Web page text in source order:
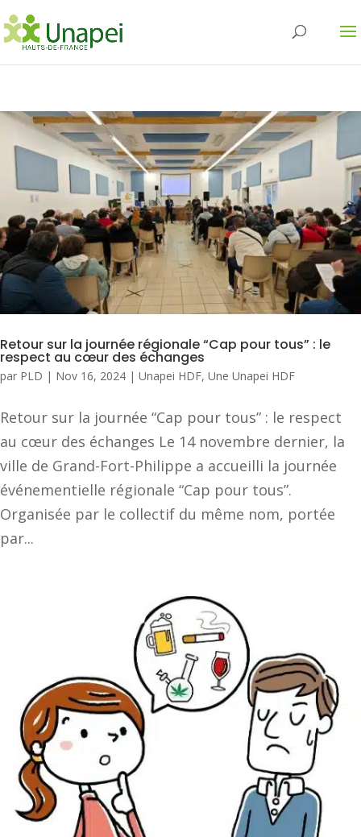
Retour sur la journée régionale “Cap pour tous” : le
respect au cœur des échanges
par PLD | Nov 16, 2024 | Unapei HDF, Une Unapei HDF
Retour sur la journée “Cap pour tous” : le respect
au cœur des échanges Le 14 novembre dernier, la
ville de Grand-Fort-Philippe a accueilli la journée
événementielle régionale “Cap pour tous”.
Organisée par le collectif du même nom, portée
par...